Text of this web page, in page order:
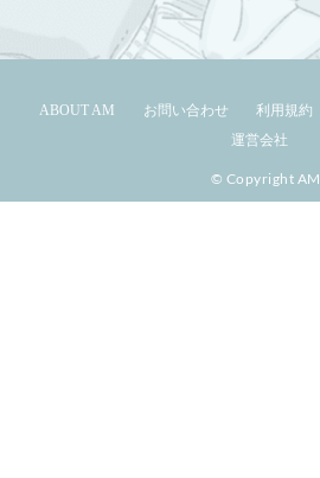
ABOUT AM お問い合わせ 利用規約
運営会社
© Copyright AM